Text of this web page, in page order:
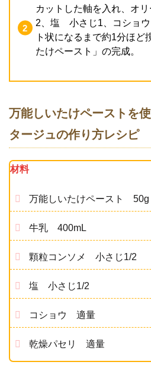
カットした軸を入れ、オ
2、塩 小さじ1、コショ
ト状になるまで約1分ほど
たけペースト」の完成。
万能しいたけペーストを
タージュの作り方レシピ
材料
万能しいたけペースト 50g
牛乳 400mL
顆粒コンソメ 小さじ1/2
塩 小さじ1/2
コショウ 適量
乾燥パセリ 適量